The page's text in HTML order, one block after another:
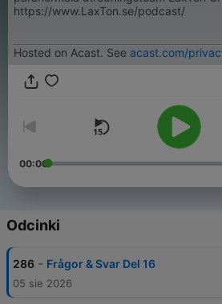
https://www.LaxTon.se/podcast/
Hosted on Acast. See acast.com/
00:00
Odcinki
286 - Frågor & Svar Del 16
05 sie 2026